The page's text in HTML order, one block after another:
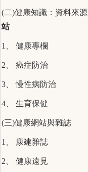
(二)健康知識：資料來源
站
1、 健康專欄
2、 癌症防治
3、慢性病防治
4、 生育保健
(三)健康網站與雜誌
1、 康建雜誌
2、 健康遠見